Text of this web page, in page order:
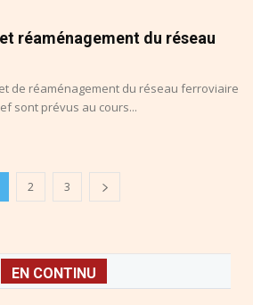
réaménagement du réseau
de réaménagement du réseau ferroviaire
sont prévus au cours...
2 3
EN CONTINU